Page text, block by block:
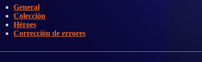
General
Colección
Héroes
Corrección de errores